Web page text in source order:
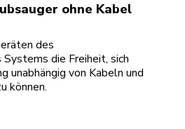
ohne Kabel
des
die Freiheit, sich
unabhängig von Kabeln und
können.